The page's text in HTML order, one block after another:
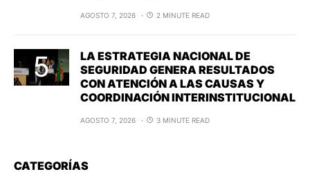
AGOSTO 7, 2026 2 MINUTE READ
LA ESTRATEGIA NACIONAL DE
SEGURIDAD GENERA RESULTADOS
CON ATENCIÓN A LAS CAUSAS Y
COORDINACIÓN INTERINSTITUCIONAL
AGOSTO 7, 2026 3 MINUTE READ
CATEGORÍAS